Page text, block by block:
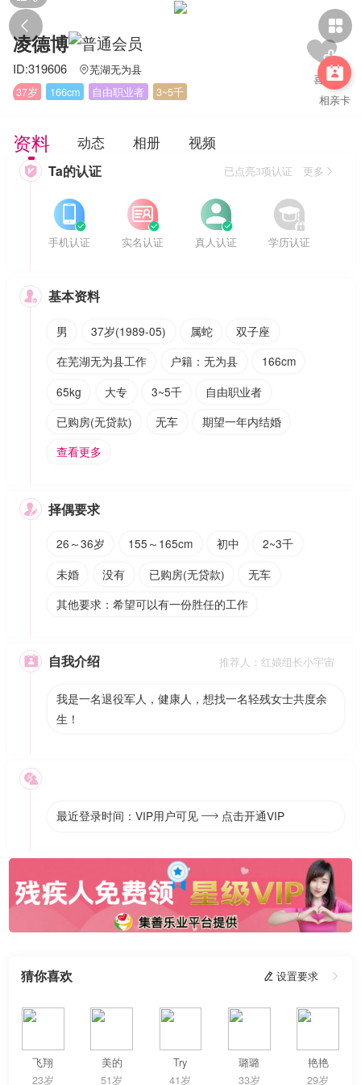
 

相亲卡
凌德博
ID:319606 芜湖无为县
37岁
166cm 自由职业者 3~5千
资料 动态 相册 视频
 Ta的认证 已点亮3项认证 更多


手机认证


实名认证


真人认证


学历认证
 基本资料
男 37岁(1989-05) 属蛇
双子座
在芜湖无为县工作
户籍：无为县
166cm
65kg
大专 3~5千
自由职业者
已购房(无贷款)
无车
期望一年内结婚
查看更多
 择偶要求
26～36岁 155～165cm 初中
2~3千
未婚
没有 已购房(无贷款)
无车
其他要求：希望可以有一份胜任的工作
 自我介绍 推荐人：红娘组长小宇宙
我是一名退役军人，健康人，想找一名轻残女士共度余
生！

最近登录时间：VIP用户可见  点击开通VIP
猜你喜欢  设置要求 
飞翔
23岁
美的
51岁
Try
41岁
璐璐
33岁
艳艳
29岁